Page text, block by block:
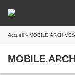
Accueil » MOBILE.ARCHIVES